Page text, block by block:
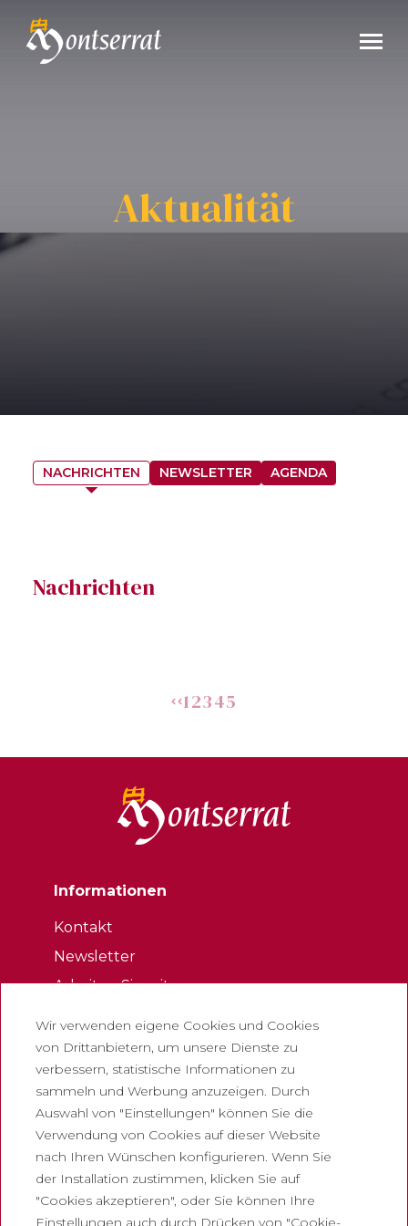
Aktualität
NACHRICHTEN NEWSLETTER AGENDA
Nachrichten
12345
Informationen
Kontakt
Newsletter
Arbeiten Sie mit uns
Eintrittskarte für touristen
Rechtliches
Datenschutzrichtlinie
Cookie-Richtlinie
Richtlinien für soziale Netzwerke
Meldelkanal
Wir verwenden eigene Cookies und Cookies
von Drittanbietern, um unsere Dienste zu
verbessern, statistische Informationen zu
sammeln und Werbung anzuzeigen. Durch
Auswahl von "Einstellungen" können Sie die
Verwendung von Cookies auf dieser Website
nach Ihren Wünschen konfigurieren. Wenn Sie
der Installation zustimmen, klicken Sie auf
"Cookies akzeptieren", oder Sie können Ihre
Einstellungen auch durch Drücken von "Cookie-